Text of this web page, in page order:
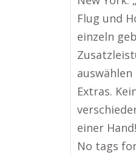
Flug und
einzeln
Extras.
einer
No tags